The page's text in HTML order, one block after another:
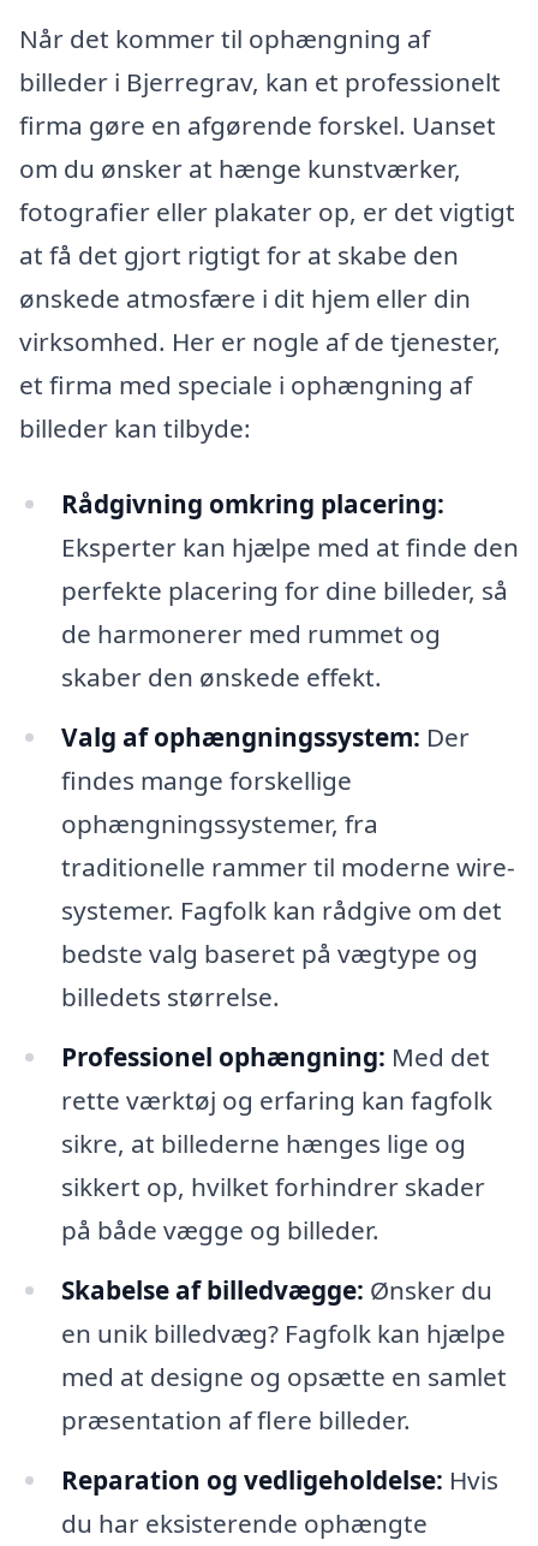
Når det kommer til ophængning af
billeder i Bjerregrav, kan et professionelt
firma gøre en afgørende forskel. Uanset
om du ønsker at hænge kunstværker,
fotografier eller plakater op, er det vigtigt
at få det gjort rigtigt for at skabe den
ønskede atmosfære i dit hjem eller din
virksomhed. Her er nogle af de tjenester,
et firma med speciale i ophængning af
billeder kan tilbyde:
Rådgivning omkring placering:
Eksperter kan hjælpe med at finde den
perfekte placering for dine billeder, så
de harmonerer med rummet og
skaber den ønskede effekt.
Valg af ophængningssystem: Der
findes mange forskellige
ophængningssystemer, fra
traditionelle rammer til moderne wire-
systemer. Fagfolk kan rådgive om det
bedste valg baseret på vægtype og
billedets størrelse.
Professionel ophængning: Med det
rette værktøj og erfaring kan fagfolk
sikre, at billederne hænges lige og
sikkert op, hvilket forhindrer skader
på både vægge og billeder.
Skabelse af billedvægge: Ønsker du
en unik billedvæg? Fagfolk kan hjælpe
med at designe og opsætte en samlet
præsentation af flere billeder.
Reparation og vedligeholdelse: Hvis
du har eksisterende ophængte